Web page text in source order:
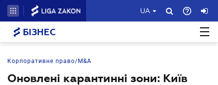
UA
БІЗНЕС
Корпоративне право/M&A
Оновлені карантинні зони: Київ